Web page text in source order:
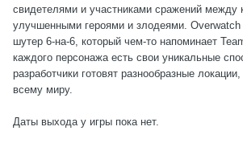
свидетелями и участниками сражений между
улучшенными героями и злодеями.
шутер 6-на-6, который чем-то напоминает
каждого персонажа есть свои уникальные
разработчики готовят разнообразные
всему миру.
Даты выхода у игры пока нет.